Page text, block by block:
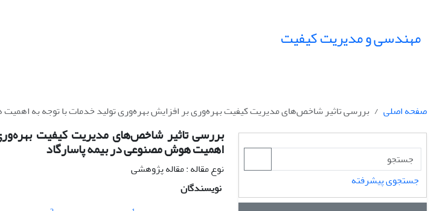
مهندسی و مدیریت کیفیت
صفحه اصلی بررسی تاثیر شاخص‌های مدیریت کیفیت بهره‌وری بر افزایش بهره‌وری تولید خدمات با توجه به
بررسی تاثیر شاخصهای مدیریت کیفیت
اهمیت هوش مصنوعی در بیمه پاسارگاد
نوع مقاله : مقاله پژوهشی
نویسندگان
جستجوی پیشرفته